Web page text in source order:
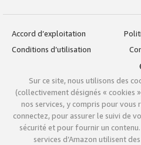
Accord d’exploitation
Conditions d’utilisation
Sur ce site, nous utilisons des
(collectivement désignés « cookies
nos services, y compris pour
connectez, pour assurer le suivi de
sécurité et pour fournir un
services d’Amazon utilisent